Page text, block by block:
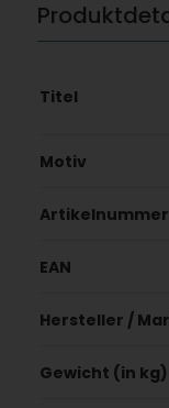
Titel
Motiv
Artikelnummer
EAN
Hersteller /
Gewicht (in kg)